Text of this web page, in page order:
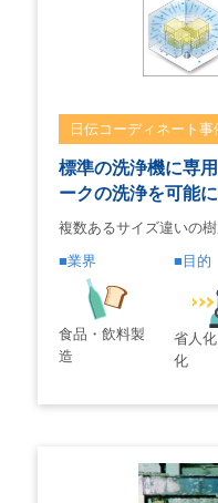
日伝コーディネート事
標準の洗浄機に専
ークの洗浄を可能
複数あるサイズ違いの
業界
食品・飲料製
造
目的
省人
化